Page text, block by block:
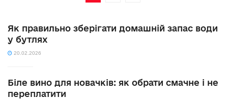
Як правильно зберігати домашній запас води
у бутлях
20.02.2026
Біле вино для новачків: як обрати смачне і не
переплатити